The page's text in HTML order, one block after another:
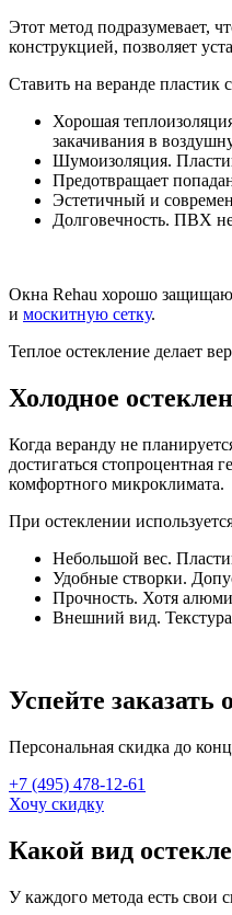
Этот метод подразумевает,
конструкцией, позволяет
Ставить на веранде пластик
Хорошая
закачивания в
Шумоизоляция.
Предотвращает
Эстетичный и
Долговечность. ПВХ не
Окна Rehau хорошо
и москитную сетку.
Теплое остекление делает
Холодное
Когда веранду не
достигаться стопроцентная
комфортного микроклимата.
При остеклении
Небольшой вес.
Удобные створки.
Прочность. Хотя
Внешний вид.
Успейте
Персональная скидка до
+7 (495) 478-12-61
Хочу скидку
Какой вид
У каждого метода есть свои